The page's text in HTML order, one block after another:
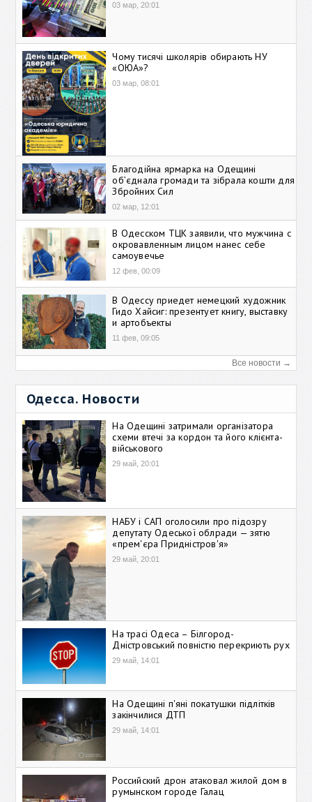
03 мар, 20:01
Чому тисячі школярів обирають НУ
«ОЮА»?
03 мар, 08:01
Благодійна ярмарка на Одещині
об’єднала громади та зібрала кошти для
Збройних Сил
02 мар, 12:01
В Одесском ТЦК заявили, что мужчина с
окровавленным лицом нанес себе
самоувечье
12 фев, 00:09
В Одессу приедет немецкий художник
Гидо Хайсиг: презентует книгу, выставку
и артобъекты
11 фев, 09:05
Все новости →
Одесса. Новости
На Одещині затримали організатора
схеми втечі за кордон та його клієнта-
військового
29 май, 20:01
НАБУ і САП оголосили про підозру
депутату Одеської облради — зятю
«прем'єра Придністров'я»
29 май, 20:01
На трасі Одеса – Білгород-
Дністровський повністю перекриють рух
29 май, 14:01
На Одещині п'яні покатушки підлітків
закінчилися ДТП
29 май, 14:01
Российский дрон атаковал жилой дом в
румынском городе Галац